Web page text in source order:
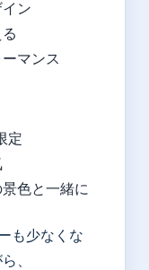
ン
マンス
定
色と一緒に
も少なくな
、